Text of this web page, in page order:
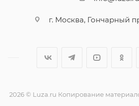
г. Москва, Гончарный
2026 © Luza.ru Копирование